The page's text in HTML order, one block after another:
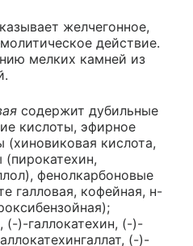
желчегонное,
действие.
мелких камней из
содержит дубильные
кислоты, эфирное
кислота,
фенолкарбоновые
галловая, кофейная, н-
(-)-галлокатехин, (-)-
(-)-